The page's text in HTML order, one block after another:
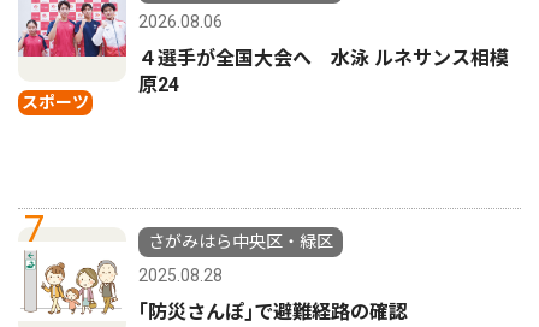
スポーツ
2026.08.06
４選手が全国大会へ 水泳 ルネサンス相模
原24
7
さがみはら中央区・緑区
2025.08.28
｢防災さんぽ｣で避難経路の確認